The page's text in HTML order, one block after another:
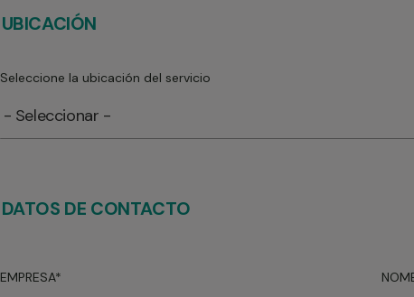
UBICACIÓN
Seleccione la ubicación del servicio
DATOS DE CONTACTO
EMPRESA*